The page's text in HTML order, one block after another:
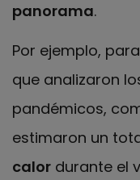
panorama.
Por ejemplo,
que analizaron
pandémicos,
estimaron un
calor durante el